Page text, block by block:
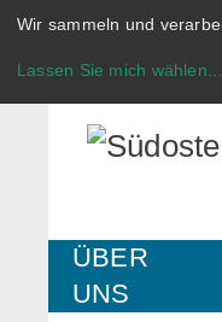
Wir sammeln und
Lassen Sie mich wählen...
ÜBER
UNS